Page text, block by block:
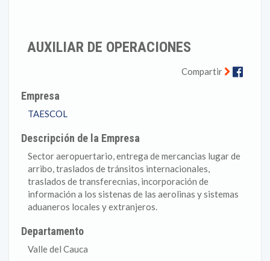
AUXILIAR DE OPERACIONES
Compartir
Empresa
TAESCOL
Descripción de la Empresa
Sector aeropuertario, entrega de mercancias lugar de
arribo, traslados de tránsitos internacionales,
traslados de transferecnias, incorporación de
información a los sistenas de las aerolinas y sistemas
aduaneros locales y extranjeros.
Departamento
Valle del Cauca